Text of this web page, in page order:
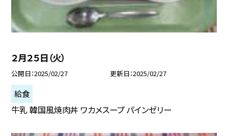
２月２５日（火）
公開日 2025/02/27 更新日 2025/02/27
給食
牛乳 韓国風焼肉丼 ワカメスープ パインゼリー